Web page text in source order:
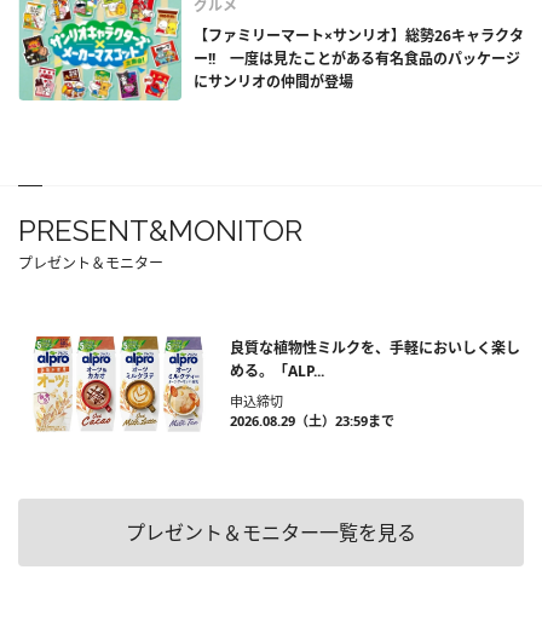
グルメ
【ファミリーマート×サンリオ】総勢26キャラクタ
ー!! 一度は見たことがある有名食品のパッケージ
にサンリオの仲間が登場
PRESENT&MONITOR
プレゼント＆モニター
良質な植物性ミルクを、手軽においしく楽し
める。「ALP...
申込締切
2026.08.29（土）23:59まで
プレゼント＆モニター一覧を見る